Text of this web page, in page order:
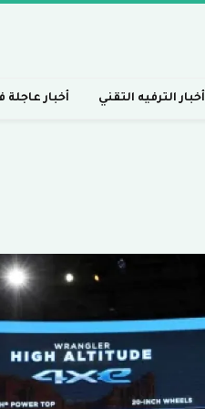
أخبار الترفيه التقني أخبار عاجلة